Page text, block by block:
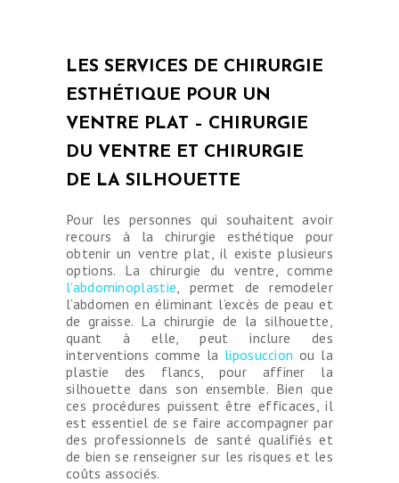
CONTACT
DEMANDE DE
LES SERVICES DE CHIRURGIE
ESTHÉTIQUE POUR UN
VENTRE PLAT – CHIRURGIE
DU VENTRE ET CHIRURGIE
DE LA SILHOUETTE
Pour les personnes qui souhaitent avoir
recours à la chirurgie esthétique pour
obtenir un ventre plat, il existe plusieurs
options. La chirurgie du ventre, comme
l’abdominoplastie , permet de remodeler
l’abdomen en éliminant l’excès de peau et
de graisse. La chirurgie de la silhouette,
quant à elle, peut inclure des
interventions comme la liposuccion ou la
plastie des flancs, pour affiner la
silhouette dans son ensemble. Bien que
ces procédures puissent être efficaces, il
est essentiel de se faire accompagner par
des professionnels de santé qualifiés et
de bien se renseigner sur les risques et les
coûts associés.